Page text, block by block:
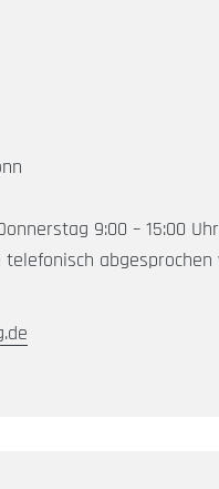
9:00 – 15:00 Uhr
abgesprochen